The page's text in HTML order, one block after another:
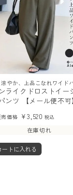
涼やか、上品こなれワイド
ライクドロストイー
ンツ 【メール便不可
価格 ¥3,520 税込
在庫切れ
ートに入れる